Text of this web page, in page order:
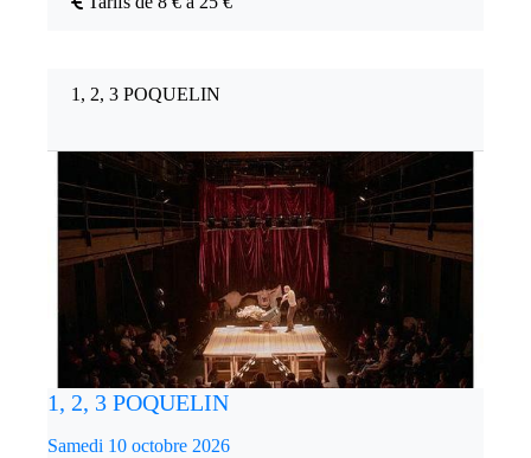
1, 2, 3 POQUELIN
1, 2, 3 POQUELIN
Samedi 10 octobre 2026